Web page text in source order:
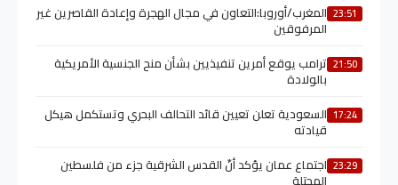
23:51 المغرب/أوروبا:التعاون في مجال الهجرة وإعادة القاصرين غير
المرفوقين
21:50 ترامب يوقع أمرين تنفيذيين بشأن منح الجنسية الأمريكية
بالولادة
17:24 السعودية تعلن تعيين قائد التحالف البحري وتستكمل هيكل
قيادته
23:29 اجتماع عمان يؤكد أنّ القدس الشرقية جزء من فلسطين
المحتلة